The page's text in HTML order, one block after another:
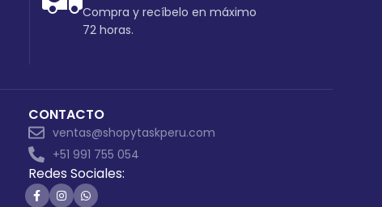
Compra y recíbelo en máximo
72 horas.
CONTACTO
ventas@shopytaskperu.com
+51 991 755 054
Redes Sociales: